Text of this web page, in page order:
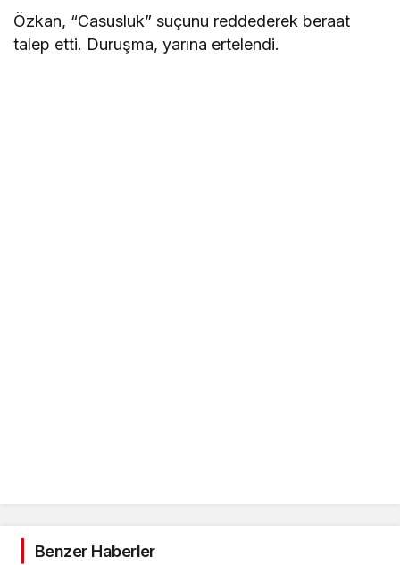
Özkan, “Casusluk” suçunu reddederek beraat
talep etti. Duruşma, yarına ertelendi.
Benzer Haberler